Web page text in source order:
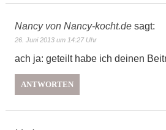
Nancy von Nancy-kocht.de sagt:
26. Juni 2013 um 14:27 Uhr
ach ja: geteilt habe ich deinen
ANTWORTEN